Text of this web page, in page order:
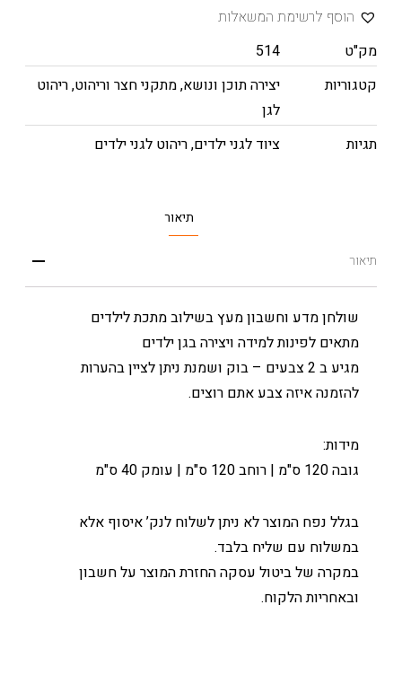
הוסף לרשימת המשאלות
מק"ט
514
קטגוריות
יצירה תוכן ונושא,מתקני חצר וריהוט,ריהוט
לגן
תגיות
ציוד לגני ילדים,ריהוט לגני ילדים
תיאור
תיאור
שולחן מדע וחשבון מעץ בשילוב מתכת לילדים
מתאים לפינות למידה ויצירה בגן ילדים
מגיע ב 2 צבעים – בוק ושמנת ניתן לציין בהערות
להזמנה איזה צבע אתם רוצים.
מידות:
גובה 120 ס"מ | רוחב 120 ס"מ | עומק 40 ס"מ
בגלל נפח המוצר לא ניתן לשלוח לנק’ איסוף אלא
במשלוח עם שליח בלבד.
במקרה של ביטול עסקה החזרת המוצר על חשבון
ובאחריות הלקוח.